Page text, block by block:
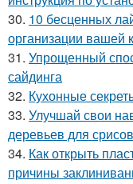
30. 10 бесценных
организации вашей
31. Упрощенный
сайдинга
32. Кухонные
33. Улучшай свои
деревьев для
34. Как открыть
причины